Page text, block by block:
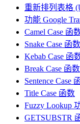
重新排列表格
功能 Google
Camel Case 函
Snake Case 函数
Kebab Case 函
Break Case 函数
Sentence Case
Title Case 函数
Fuzzy Lookup
GETSUBSTR